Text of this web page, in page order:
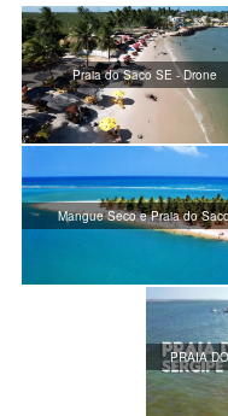
Praia do Saco SE - Drone
Mangue Seco e Praia do
PRAIA